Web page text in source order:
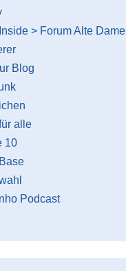
> Forum Alte Dame
Blog
alle
10
Podcast